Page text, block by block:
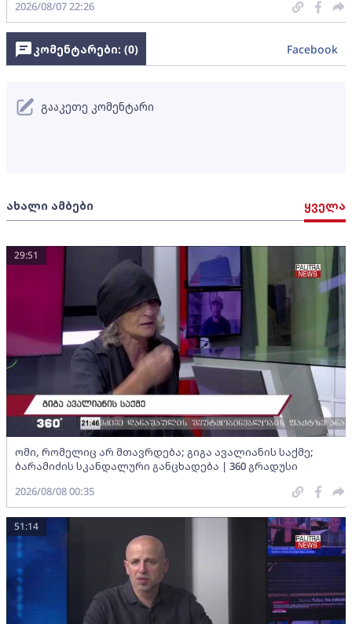
2026/08/07 22:26
ახალი ამბები ყველა
ომი, რომელიც არ მთავრდება; გიგა ავალიანის საქმე;
ბარამიძის სკანდალური განცხადება | 360 გრადუსი
29:51
2026/08/08 00:35
51:14
კომენტარები: (0) Facebook
გააკეთე კომენტარი